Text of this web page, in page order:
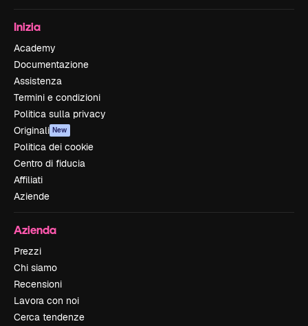
Inizia
Academy
Documentazione
Assistenza
Termini e condizioni
Politica sulla privacy
Originali New
Politica dei cookie
Centro di fiducia
Affiliati
Aziende
Azienda
Prezzi
Chi siamo
Recensioni
Lavora con noi
Cerca tendenze